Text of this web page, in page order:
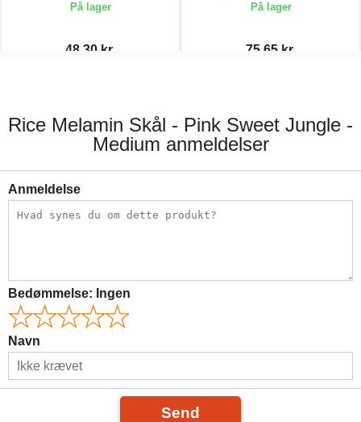
På lager
48,30 kr.
På lager
75,65 kr.
Rice Melamin Skål - Pink Sweet Jungle -
Medium anmeldelser
Anmeldelse
Bedømmelse: Ingen
Navn
Send